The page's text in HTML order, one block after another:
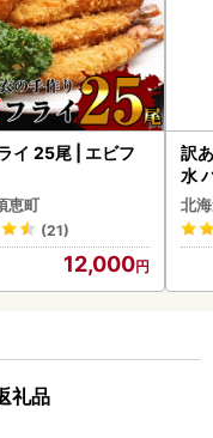
イ 25尾 | エビフ
恵町
(21)
12,000
訳
水
ク
付
海
取
北
礼品